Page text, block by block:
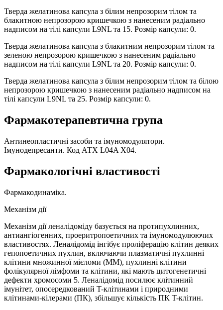
Тверда желатинова капсула з білим непрозорим тілом та
блакитною непрозорою кришечкою з нанесеним радіально
надписом на тілі капсули L9NL та 15. Розмір капсули: 0.
Тверда желатинова капсула з блакитним непрозорим тілом та
зеленою непрозорою кришечкою з нанесеним радіально
надписом на тілі капсули L9NL та 20. Розмір капсули: 0.
Тверда желатинова капсула з білим непрозорим тілом та білою
непрозорою кришечкою з нанесеним радіально надписом на
тілі капсули L9NL та 25. Розмір капсули: 0.
Фармакотерапевтична група
Антинеопластичні засоби та імуномодулятори.
Імунодепресанти. Код АТХ L04A X04.
Фармакологічні властивості
Фармакодинаміка.
Механізм дії
Механізм дії леналідоміду базується на протипухлинних,
антиангіогенних, проеритропоетичних та імуномодулюючих
властивостях. Леналідомід інгібує проліферацію клітин деяких
гепопоетичних пухлин, включаючи плазматичні пухлинні
клітини множинної мієломи (ММ), пухлинні клітини
фолікулярної лімфоми та клітини, які мають цитогенетичні
дефекти хромосоми 5. Леналідомід посилює клітинний
імунітет, опосередкований T-клітинами і природними
клітинами-кілерами (ПК), збільшує кількість ПК T-клітин.